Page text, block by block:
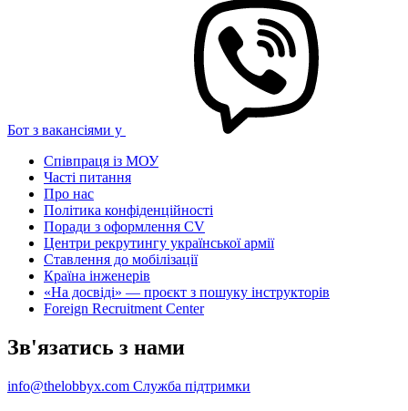
Бот з вакансіями у
Співпраця із МОУ
Часті питання
Про нас
Політика конфіденційності
Поради з оформлення CV
Центри рекрутингу української армії
Ставлення до мобілізації
Країна інженерів
«На досвіді» — проєкт з пошуку інструкторів
Foreign Recruitment Center
Зв'язатись з нами
info@thelobbyx.com Служба підтримки